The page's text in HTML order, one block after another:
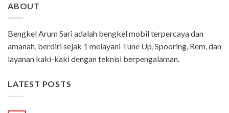
ABOUT
Bengkel Arum Sari adalah bengkel mobil terpercaya dan
amanah, berdiri sejak 1 melayani Tune Up, Spooring, Rem, dan
layanan kaki-kaki dengan teknisi berpengalaman.
LATEST POSTS